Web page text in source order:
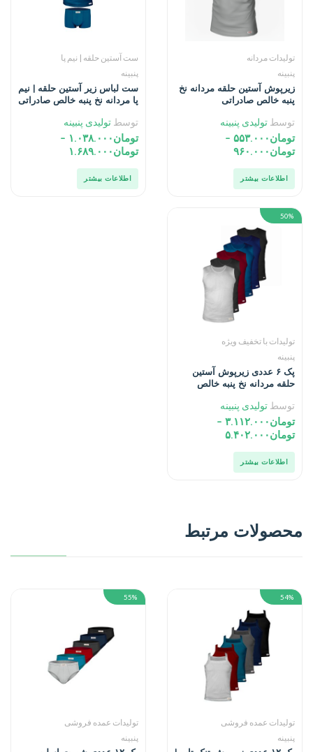
تولیدات مردانه
پنبینه
زیرپوش آستین حلقه مردانه نخ
پنبه خالص صادراتی
توسط تولیدی پنبینه
تومان۵۵۳.۰۰۰ –
تومان۹۶۰.۰۰۰
اطلاعات بیشتر
ست آستین حلقه | نیم پا
پنبینه
ست لباس زیر آستین حلقه | نیم
پا مردانه نخ پنبه خالص صادراتی
توسط تولیدی پنبینه
تومان۱.۰۳۸.۰۰۰ –
تومان۱.۶۸۹.۰۰۰
اطلاعات بیشتر
50%
تولیدات با تخفیف ویژه
پنبینه
پک ۶ عددی زیرپوش آستین
حلقه مردانه نخ پنبه خالص
توسط تولیدی پنبینه
تومان۳.۱۱۲.۰۰۰ –
تومان۵.۴۰۲.۰۰۰
اطلاعات بیشتر
محصولات مرتبط
54%
تولیدات عمده فروشی
پنبینه
55%
تولیدات عمده فروشی
پنبینه